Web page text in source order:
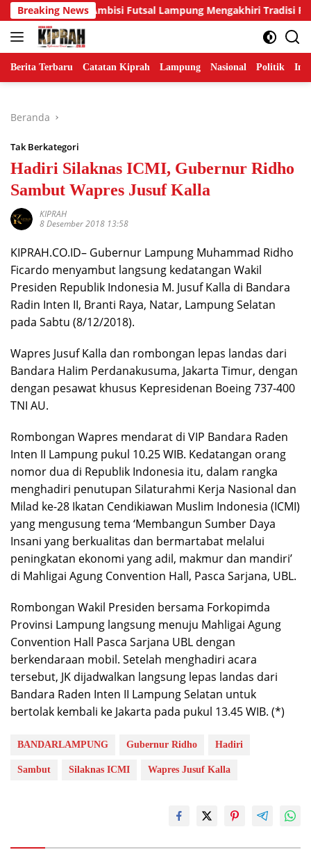
Langsung
ke
konten
Breaking News
Sendiri: Ambisi Futsal Lampung Mengakhiri Tradisi Runner-up
Berita Terbaru Catatan Kiprah Lampung Nasional Politik
Beranda
Tak Berkategori
Hadiri Silaknas ICMI, Gubernur Ridho
Sambut Wapres Jusuf Kalla
KIPRAH
8 Desember 2018 13:58
KIPRAH.CO.ID– Gubernur Lampung Muhammad Ridho
Ficardo menyambut langsung kedatangan Wakil
Presiden Republik Indonesia M. Jusuf Kalla di Bandara
Radin Inten II, Branti Raya, Natar, Lampung Selatan
pada Sabtu (8/12/2018).
Wapres Jusuf Kalla dan rombongan lepas landas dari
Bandara Halim Perdanakusuma, Jakarta Timur, dengan
dengan pesawat khusus Kepresidenan Boeing 737-400
TNI AU.
Rombongan Wapres mendarat di VIP Bandara Raden
Inten II Lampung pukul 10.25 WIB. Kedatangan orang
nomor dua di Republik Indonesia itu, dalam rangka
menghadiri penutupan Silaturahmi Kerja Nasional dan
Milad ke-28 Ikatan Cendikiawan Muslim Indonesia (ICMI)
yang mengusung tema ‘Membangun Sumber Daya
Insani yang berkualitas dan bermartabat melalui
peningkatan ekonomi yang adil, makmur dan mandiri’
di Mahligai Agung Convention Hall, Pasca Sarjana, UBL.
Rombongan Wakil Presiden bersama Forkopimda
Provinsi Lampung langsung menuju Mahligai Agung
Convention Hall Pasca Sarjana UBL dengan
berkendaraan mobil. Setelah menghadiri acara
tersebut, JK dijadwalkan langsung lepas landas dari
Bandara Raden Inten II Lampung Selatan untuk
bertolak kembali ke Jakarta pada pukul 13.45 WIB. (*)
BANDARLAMPUNG Gubernur Ridho Hadiri
Sambut Silaknas ICMI Wapres Jusuf Kalla